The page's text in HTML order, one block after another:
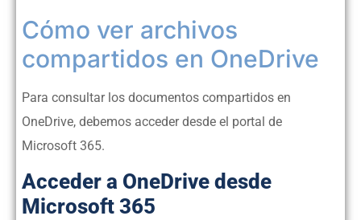
Cómo ver archivos
compartidos en OneDrive
Para consultar los documentos compartidos en
OneDrive, debemos acceder desde el portal de
Microsoft 365.
Acceder a OneDrive desde
Microsoft 365